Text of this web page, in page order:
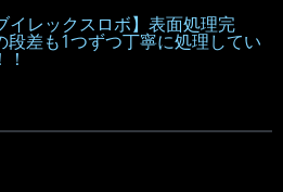
イレックスロボ】表面処理完
段差も1つずつ丁寧に処理してい